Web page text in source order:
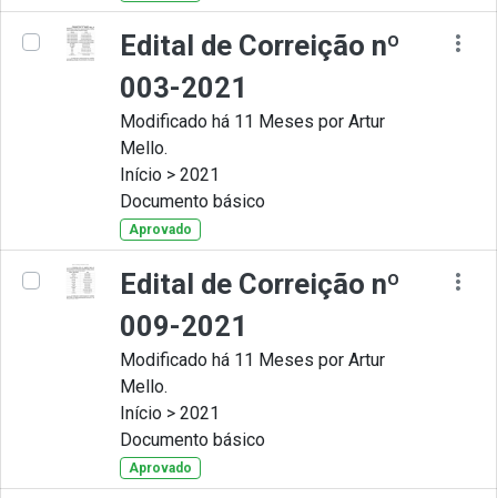
Edital de Correição nº
003-2021
Modificado há 11 Meses por Artur
Mello.
Início > 2021
Documento básico
Aprovado
Edital de Correição nº
009-2021
Modificado há 11 Meses por Artur
Mello.
Início > 2021
Documento básico
Aprovado